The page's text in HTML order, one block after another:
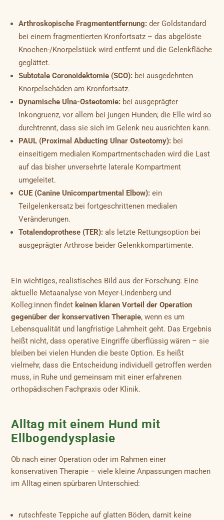
Arthroskopische Fragmententfernung: der Goldstandard
bei einem fragmentierten Kronfortsatz – das abgelöste
Knochen-/Knorpelstück wird entfernt und die Gelenkfläche
geglättet.
Subtotale Coronoidektomie (SCO): bei ausgedehnten
Knorpelschäden am Kronfortsatz.
Dynamische Ulna-Osteotomie: bei ausgeprägter
Inkongruenz, vor allem bei jungen Hunden; die Elle wird so
durchtrennt, dass sie sich im Gelenk neu ausrichten kann.
PAUL (Proximal Abducting Ulnar Osteotomy): bei
einseitigem medialen Kompartmentschaden wird die Last
auf das bisher unversehrte laterale Kompartment
umgeleitet.
CUE (Canine Unicompartmental Elbow): ein
Teilgelenkersatz bei fortgeschrittenen medialen
Veränderungen.
Totalendoprothese (TER): als letzte Rettungsoption bei
ausgeprägter Arthrose beider Gelenkkompartimente.
Ein wichtiges, realistisches Bild aus der Forschung: Eine
aktuelle Metaanalyse von Meyer-Lindenberg und
Kolleg:innen findet keinen klaren Vorteil der Operation
gegenüber der konservativen Therapie, wenn es um
Lebensqualität und langfristige Lahmheit geht. Das Ergebnis
heißt nicht, dass operative Eingriffe überflüssig wären – sie
bleiben bei vielen Hunden die beste Option. Es heißt
vielmehr, dass die Entscheidung individuell getroffen werden
muss, in Ruhe und gemeinsam mit einer erfahrenen
orthopädischen Fachpraxis oder Klinik.
Alltag mit einem Hund mit
Ellbogendysplasie
Ob nach einer Operation oder im Rahmen einer
konservativen Therapie – viele kleine Anpassungen machen
im Alltag einen spürbaren Unterschied:
rutschfeste Teppiche auf glatten Böden, damit keine